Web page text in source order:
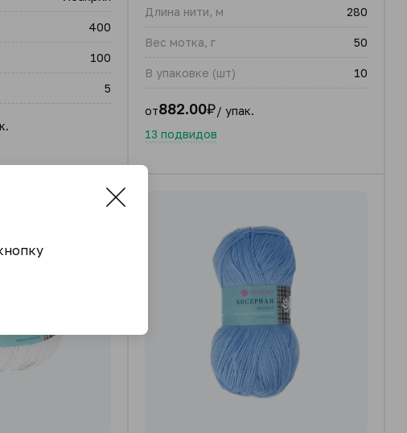
400
100
5
Длина нити, м 280
Вес мотка, г 50
В упаковке (шт) 10
от882.00₽/ упак.
13 подвидов